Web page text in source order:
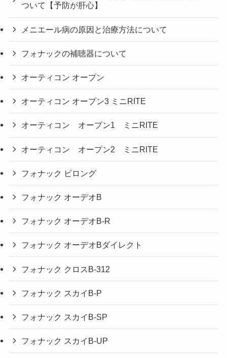
ついて【予防が肝心】
メニエール病の原因と治療方法について
フォナックの補聴器について
オーティコン オープン
オーティコン オープン3 ミニRITE
オーティコン オープン1 ミニRITE
オーティコン オープン2 ミニRITE
フォナック ビロング
フォナック オーデオB
フォナック オーデオB-R
フォナック オーデオBダイレクト
フォナック クロスB-312
フォナック スカイB-P
フォナック スカイB-SP
フォナック スカイB-UP